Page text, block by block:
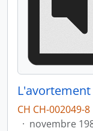
CH CH-002049-8
· novembre